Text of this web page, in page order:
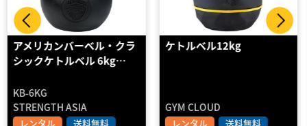
ケトルベル12kg
GYM CLOUD
レンタル 送料無料
アメリカンバーベル・ラバ
STRENGTH ASIA
レンタル 送料無料